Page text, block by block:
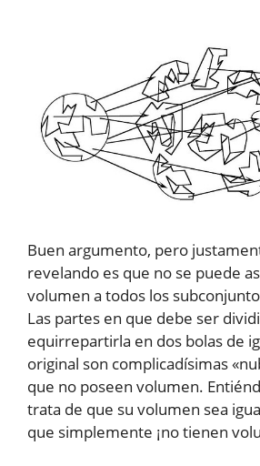
Buen argumento, pero
revelando es que no se puede
volumen a todos los
Las partes en que debe ser
equirrepartirla en dos bolas de
original son complicadísimas
que no poseen volumen.
trata de que su volumen sea
que simplemente ¡no tienen